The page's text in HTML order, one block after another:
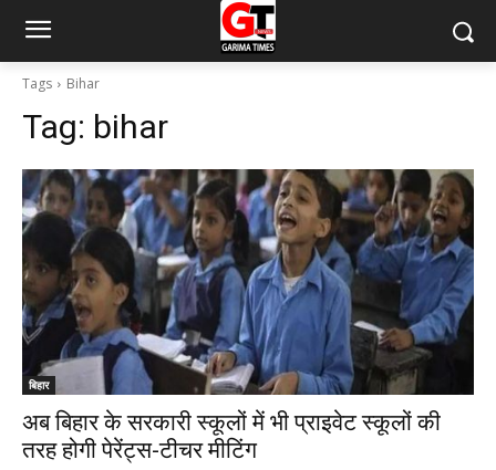
Tags Bihar
Tag: bihar
बिहार
अब बिहार के सरकारी स्कूलों में भी प्राइवेट स्कूलों की
तरह होगी पेरेंट्स-टीचर मीटिंग